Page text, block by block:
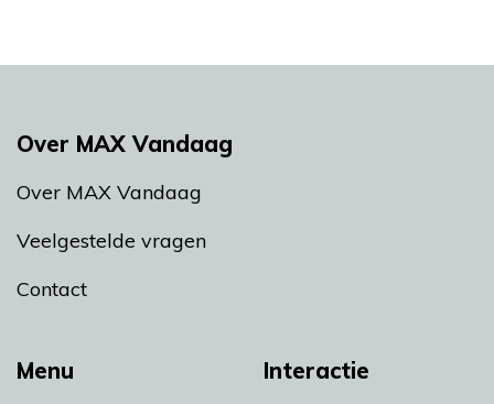
Menu Interactie
Over MAX Vandaag
Over MAX Vandaag
Veelgestelde vragen
Contact